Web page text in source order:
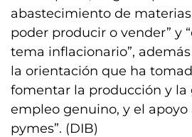
abastecimiento de
poder producir o vender” y
tema inflacionario”,
la orientación que ha
fomentar la producción y la
empleo genuino, y el
pymes”. (DIB)